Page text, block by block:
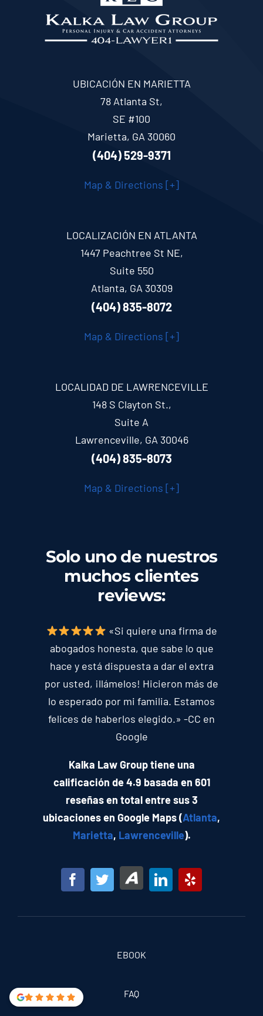
UBICACIÓN EN MARIETTA
78 Atlanta St,
SE #100
Marietta, GA 30060
(404) 529-9371
Map & Directions [+]
LOCALIZACIÓN EN ATLANTA
1447 Peachtree St NE,
Suite 550
Atlanta, GA 30309
(404) 835-8072
Map & Directions [+]
LOCALIDAD DE LAWRENCEVILLE
148 S Clayton St.,
Suite A
Lawrenceville, GA 30046
(404) 835-8073
Map & Directions [+]
EBOOK
FAQ
Solo uno de nuestros
muchos clientes
reviews:
«Si quiere una firma de
abogados honesta, que sabe lo que
hace y está dispuesta a dar el extra
por usted, ¡llámelos! Hicieron más de
lo esperado por mi familia. Estamos
felices de haberlos elegido.» -CC en
Google
Kalka Law Group tiene una
calificación de 4.9 basada en 601
reseñas en total entre sus 3
ubicaciones en Google Maps (Atlanta,
Marietta, Lawrenceville).